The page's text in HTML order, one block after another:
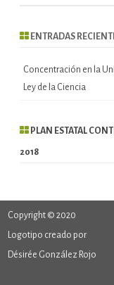
ENTRADAS
Concentración en la
Ley de la Ciencia
PLAN ESTATAL
2018
Copyright © 2020
Logotipo creado por
Désirée González Rojo